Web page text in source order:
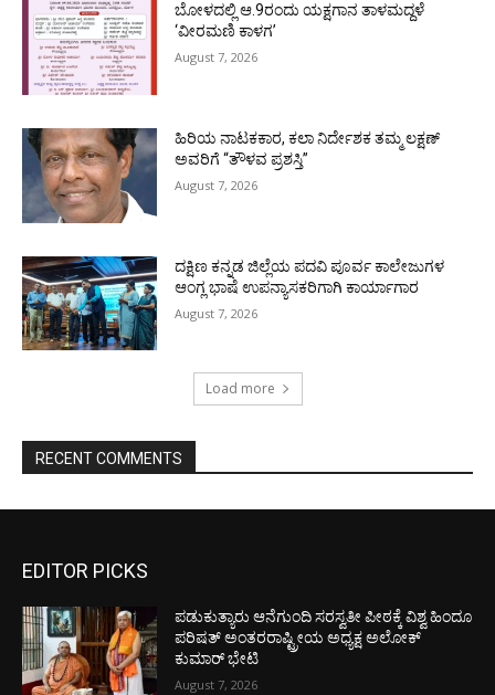
ಬೋಳದಲ್ಲಿ ಆ.9ರಂದು ಯಕ್ಷಗಾನ ತಾಳಮದ್ದಳೆ
‘ವೀರಮಣಿ ಕಾಳಗ’
August 7, 2026
ಹಿರಿಯ ನಾಟಕಕಾರ, ಕಲಾ ನಿರ್ದೇಶಕ ತಮ್ಮ ಲಕ್ಷಣ್
ಅವರಿಗೆ “ತೌಳವ ಪ್ರಶಸ್ತಿ”
August 7, 2026
ದಕ್ಷಿಣ ಕನ್ನಡ ಜಿಲ್ಲೆಯ ಪದವಿ ಪೂರ್ವ ಕಾಲೇಜುಗಳ
ಆಂಗ್ಲ ಭಾಷೆ ಉಪನ್ಯಾಸಕರಿಗಾಗಿ ಕಾರ್ಯಾಗಾರ
August 7, 2026
Load more
RECENT COMMENTS
EDITOR PICKS
ಪಡುಕುತ್ಯಾರು ಆನೆಗುಂದಿ ಸರಸ್ವತೀ ಪೀಠಕ್ಕೆ ವಿಶ್ವ ಹಿಂದೂ
ಪರಿಷತ್ ಅಂತರರಾಷ್ಟ್ರೀಯ ಅಧ್ಯಕ್ಷ ಅಲೋಕ್
ಕುಮಾರ್ ಭೇಟಿ
August 7, 2026